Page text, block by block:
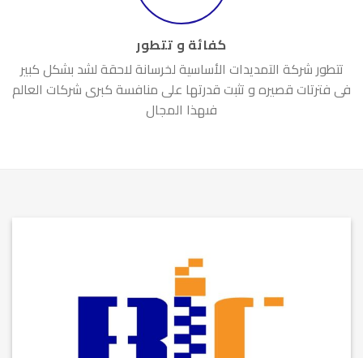
كفائة و تتطور
تتطور شركة التمديدات الأساسية لخرسانة لاحقة لشد بشكل كبير
فى فترتات قصيره و تثبت قدرتها على منافسة كبرى شركات العالم
فىهذا المجال